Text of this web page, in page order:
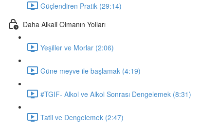
Güçlendiren Pratik (29:14)
Daha Alkali Olmanın Yolları
Yeşiller ve Morlar (2:06)
Güne meyve ile başlamak (4:19)
#TGIF- Alkol ve Alkol Sonrası Dengelemek (8:31)
Tatil ve Dengelemek (2:47)